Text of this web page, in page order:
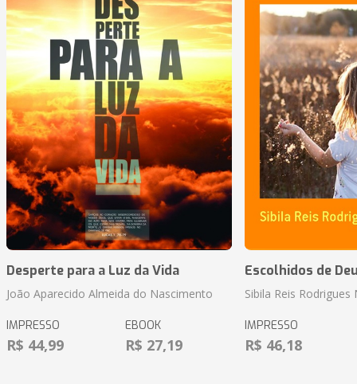
Desperte para a Luz da Vida
João Aparecido Almeida do Nascimento
IMPRESSO
R$ 44,99
EBOOK
R$ 27,19
Escolhidos de
Sibila Reis
IMPRESSO
R$ 46,18